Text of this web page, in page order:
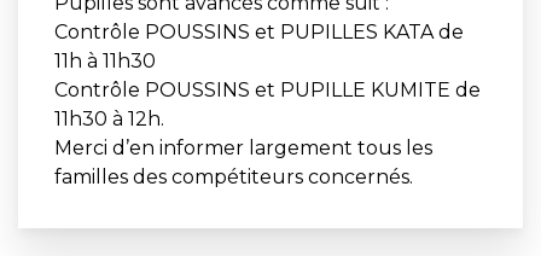
Contrôle POUSSINS et PUPILLES KATA de
11h à 11h30
Contrôle POUSSINS et PUPILLE KUMITE de
11h30 à 12h.
Merci d’en informer largement tous les
familles des compétiteurs concernés.